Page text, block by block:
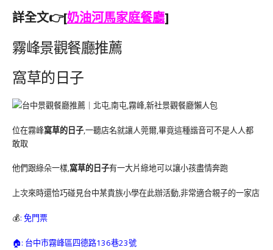
詳全文👉[奶油河馬家庭餐廳]
霧峰景觀餐廳推薦
窩草的日子
位在霧峰窩草的日子,一聽店名就讓人莞爾,畢竟這種諧音可不是人人都
敢取
他們跟綠朵一樣,窩草的日子有一大片綠地可以讓小孩盡情奔跑
上次來時還恰巧碰見台中某貴族小學在此辦活動,非常適合親子的一家店
💰: 免門票
🏠: 台中市霧峰區四德路136巷23號